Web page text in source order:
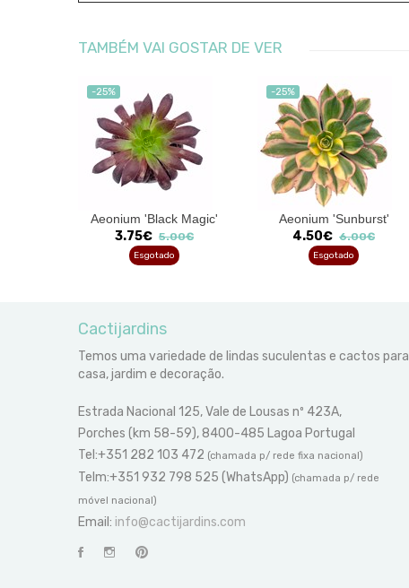
TAMBÉM VAI GOSTAR DE VER
-25%
Aeonium 'Black Magic'
3.75€ 5.00€
Esgotado
-25%
Aeonium 'Sunburst'
4.50€ 6.00€
Esgotado
Cactijardins
Temos uma variedade de lindas suculentas e cactos para
casa, jardim e decoração.
Estrada Nacional 125, Vale de Lousas nº 423A,
Porches (km 58-59), 8400-485 Lagoa Portugal
Tel:+351 282 103 472 (chamada p/ rede fixa nacional)
Telm:+351 932 798 525 (WhatsApp) (chamada p/ rede
móvel nacional)
Email: info@cactijardins.com